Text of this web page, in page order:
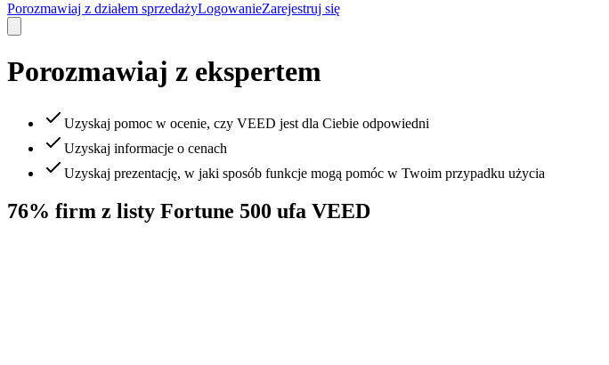
Porozmawiaj z działem sprzedażyLogowanieZarejestruj się
Porozmawiaj z ekspertem
Uzyskaj pomoc w ocenie, czy VEED jest dla Ciebie odpowiedni
Uzyskaj informacje o cenach
Uzyskaj prezentację, w jaki sposób funkcje mogą pomóc w Twoim przypadku użycia
76% firm z listy Fortune 500 ufa VEED